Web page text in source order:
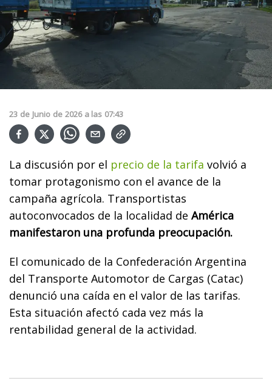
23 de Junio de 2026 a las 07:43
La discusión por el precio de la tarifa volvió a
tomar protagonismo con el avance de la
campaña agrícola. Transportistas
autoconvocados de la localidad de América
manifestaron una profunda preocupación.
El comunicado de la Confederación Argentina
del Transporte Automotor de Cargas (Catac)
denunció una caída en el valor de las tarifas.
Esta situación afectó cada vez más la
rentabilidad general de la actividad.